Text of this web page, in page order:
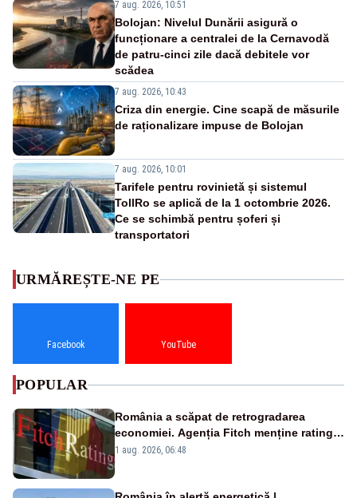
7 aug. 2026, 10:51
Bolojan: Nivelul Dunării asigură o
funcționare a centralei de la Cernavodă
de patru-cinci zile dacă debitele vor
scădea
7 aug. 2026, 10:43
Criza din energie. Cine scapă de măsurile
de raționalizare impuse de Bolojan
7 aug. 2026, 10:01
Tarifele pentru rovinietă și sistemul
TollRo se aplică de la 1 octombrie 2026.
Ce se schimbă pentru șoferi și
transportatori
URMĂREȘTE-NE PE
Facebook YouTube
POPULAR
România a scăpat de retrogradarea
economiei. Agenția Fitch menține ratingul
„BBB-” cu perspectivă negativă
1 aug. 2026, 06:48